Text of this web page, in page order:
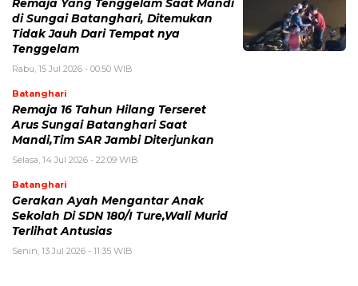
Remaja Yang Tenggelam Saat Mandi
di Sungai Batanghari, Ditemukan
Tidak Jauh Dari Tempat nya
Tenggelam
Rabu, 15 Jul 2026 - 00:50 WIB
Batanghari
Remaja 16 Tahun Hilang Terseret
Arus Sungai Batanghari Saat
Mandi,Tim SAR Jambi Diterjunkan
Selasa, 14 Jul 2026 - 22:09 WIB
Batanghari
Gerakan Ayah Mengantar Anak
Sekolah Di SDN 180/I Ture,Wali Murid
Terlihat Antusias
Senin, 13 Jul 2026 - 11:35 WIB